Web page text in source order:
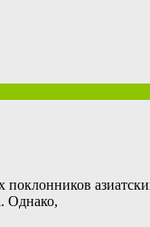
Однако,